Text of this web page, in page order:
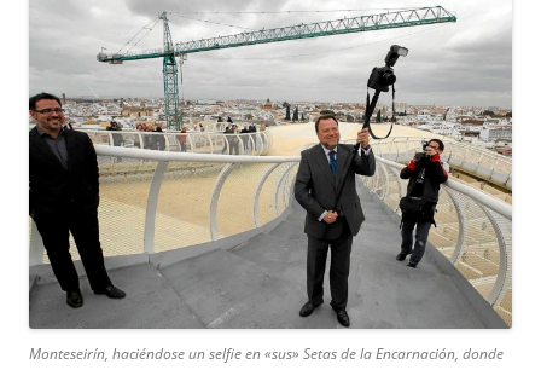
Monteseirín, haciéndose un selfie en «sus» Setas de la Encarnación, donde